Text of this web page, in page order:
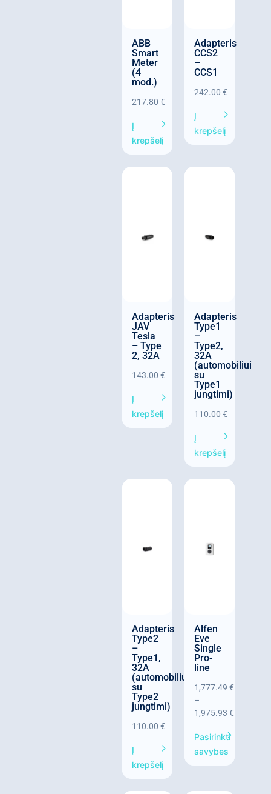
ABB
Smart
Meter
(4
mod.)
217.80 €
Į
krepšelį
Adapteris
CCS2
–
CCS1
242.00 €
Į
krepšelį
Adapteris
JAV
Tesla
– Type
2, 32A
143.00 €
Į
krepšelį
Adapteris
Type1
–
Type2,
32A
(automobiliui
su
Type1
jungtimi)
110.00 €
Į
krepšelį
Adapteris
Type2
–
Type1,
32A
(automobiliui
su
Type2
jungtimi)
110.00 €
Į
krepšelį
Alfen
Eve
Single
Pro-
line
1,777.49 €
–
1,975.93 €
Pasirinkti
savybes